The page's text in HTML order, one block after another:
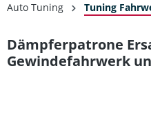
Auto Tuning Tuning
Dämpferpatrone
Gewindefahrwerk